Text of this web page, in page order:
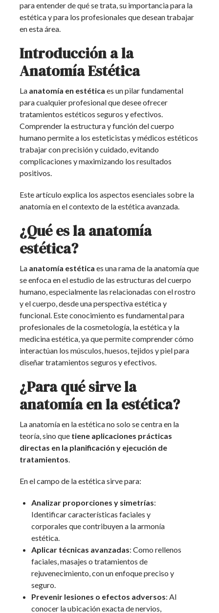
para entender de qué se trata, su importancia para la
estética y para los profesionales que desean trabajar
en esta área.
Introducción a la
Anatomía Estética
La anatomía en estética es un pilar fundamental
para cualquier profesional que desee ofrecer
tratamientos estéticos seguros y efectivos.
Comprender la estructura y función del cuerpo
humano permite a los esteticistas y médicos estéticos
trabajar con precisión y cuidado, evitando
complicaciones y maximizando los resultados
positivos.
Este artículo explica los aspectos esenciales sobre la
anatomía en el contexto de la estética avanzada.
¿Qué es la anatomía
estética?
La anatomía estética es una rama de la anatomía que
se enfoca en el estudio de las estructuras del cuerpo
humano, especialmente las relacionadas con el rostro
y el cuerpo, desde una perspectiva estética y
funcional. Este conocimiento es fundamental para
profesionales de la cosmetología, la estética y la
medicina estética, ya que permite comprender cómo
interactúan los músculos, huesos, tejidos y piel para
diseñar tratamientos seguros y efectivos.
¿Para qué sirve la
anatomía en la estética?
La anatomía en la estética no solo se centra en la
teoría, sino que tiene aplicaciones prácticas
directas en la planificación y ejecución de
tratamientos.
En el campo de la estética sirve para:
Analizar proporciones y simetrías:
Identificar características faciales y
corporales que contribuyen a la armonía
estética.
Aplicar técnicas avanzadas: Como rellenos
faciales, masajes o tratamientos de
rejuvenecimiento, con un enfoque preciso y
seguro.
Prevenir lesiones o efectos adversos: Al
conocer la ubicación exacta de nervios,